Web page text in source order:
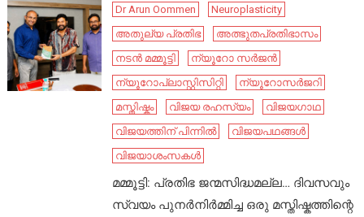
Dr Arun Oommen
Neuroplasticity
അതുല്യ പ്രതിഭ
അത്ഭുതപ്രതിഭാസം
നടൻ മമ്മൂട്ടി
ന്യൂറോ സർജൻ
ന്യൂറോപ്ലാസ്റ്റിസിറ്റി
ന്യൂറോസർജറി
മസ്തിഷ്കം
വിജയ രഹസ്യം
വിജയഗാഥ
വിജയത്തിന് പിന്നിൽ
വിജയപഥങ്ങൾ
വിജയാശംസകൾ
മമ്മൂട്ടി: പ്രതിഭ ജന്മസിദ്ധമല്ല… ദിവസവും
സ്വയം പുനർനിർമ്മിച്ച ഒരു മസ്തിഷ്കത്തിന്റെ